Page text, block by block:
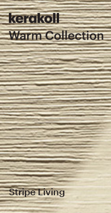
Stripe Living